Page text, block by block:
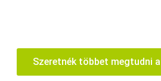
Szeretnék többet megtudni